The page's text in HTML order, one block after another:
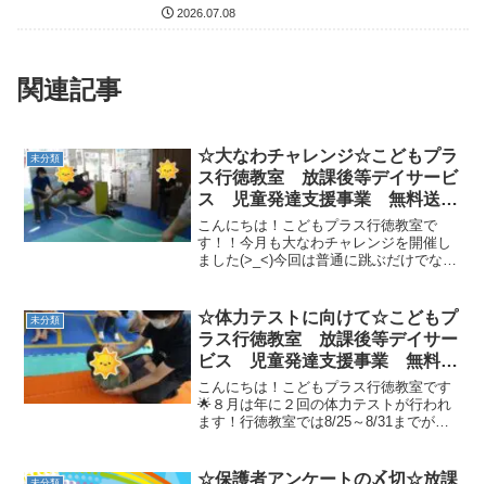
び 南行徳 市川市 浦安市
2026.07.08
関連記事
未分類
☆大なわチャレンジ☆こどもプラ
ス行徳教室 放課後等デイサービ
ス 児童発達支援事業 無料送
迎 ADHD 自閉症 発達障が
い 運動療育 遊び 南行徳 市
川市 浦安市
こんにちは！こどもプラス行徳教室で
す！！今月も大なわチャレンジを開催し
ました(>_<)今回は普通に跳ぶだけでな
に何回跳べるかチャレンジ！！今回はな
んと１４９回も跳べた子...
未分類
☆体力テストに向けて☆こどもプ
ラス行徳教室 放課後等デイサー
ビス 児童発達支援事業 無料送
迎 ADHD 自閉症 発達障が
い 運動療育 遊び 南行徳 市
川市 浦安市 江戸川区
こんにちは！こどもプラス行徳教室です
🌟８月は年に２回の体力テストが行われ
ます！行徳教室では8/25～8/31までが体
繩チャレンジです！今日は体力テストに
☆保護者アンケートの〆切☆放課